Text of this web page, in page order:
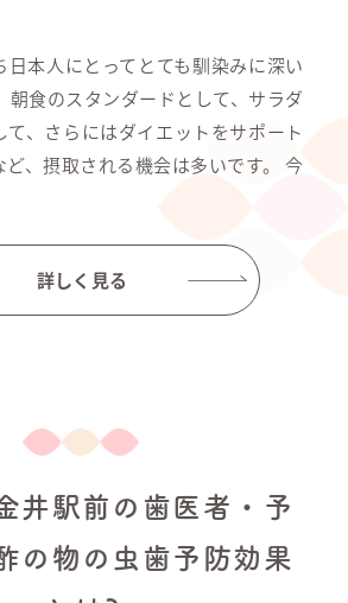
日本人にとってとても馴染みに深い
朝食のスタンダードとして、サラダ
て、さらにはダイエットをサポート
、摂取される機会は多いです。 今
詳しく見る
井駅前の歯医者・予
の物の虫歯予防効果